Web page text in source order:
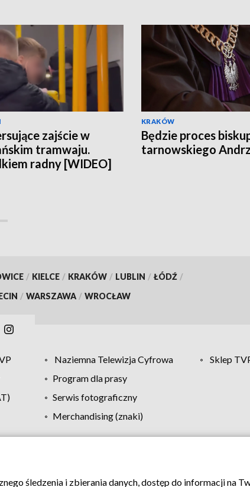
zajście w
tramwaju.
radny [WIDEO]
KRAKÓW
Będzie proces
tarnowskiego
/ KIELCE / KRAKÓW / LUBLIN / ŁÓDŹ /
/ WARSZAWA / WROCŁAW
Naziemna Telewizja Cyfrowa
Sklep
Program dla prasy
Serwis fotograficzny
Merchandising (znaki)
Pomoc Biuro reklamy Kontakt
śledzenia i zbierania danych, dostęp do informacji na